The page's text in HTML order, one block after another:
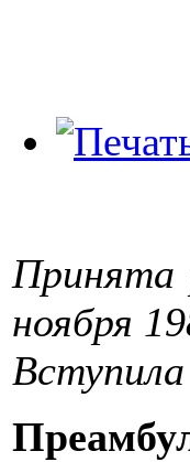
Принята
ноября